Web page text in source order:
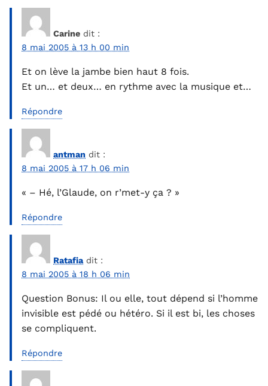
Carine dit :
8 mai 2005 à 13 h 00 min
Et on lève la jambe bien haut 8 fois.
Et un… et deux… en rythme avec la musique et…
Répondre
antman dit :
8 mai 2005 à 17 h 06 min
« – Hé, l’Glaude, on r’met-y ça ? »
Répondre
Ratafia dit :
8 mai 2005 à 18 h 06 min
Question Bonus: Il ou elle, tout dépend si l’homme
invisible est pédé ou hétéro. Si il est bi, les choses
se compliquent.
Répondre